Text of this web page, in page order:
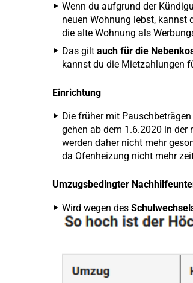
Wenn du aufgrund der
neuen Wohnung lebst, kannst
die alte Wohnung als
Das gilt auch für die
kannst du die Mietzahlungen
Einrichtung
Die früher mit
gehen ab dem 1.6.2020 in
werden daher nicht mehr
da Ofenheizung nicht mehr
Umzugsbedingter
Wird wegen des